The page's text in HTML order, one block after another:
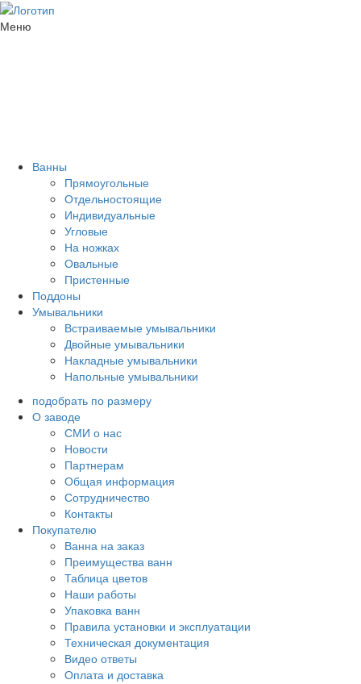
Меню
Ванны
Прямоугольные
Отдельностоящие
Индивидуальные
Угловые
На ножках
Овальные
Пристенные
Поддоны
Умывальники
Встраиваемые умывальники
Двойные умывальники
Накладные умывальники
Напольные умывальники
подобрать по размеру
О заводе
СМИ о нас
Новости
Партнерам
Общая информация
Сотрудничество
Контакты
Покупателю
Ванна на заказ
Преимущества ванн
Таблица цветов
Наши работы
Упаковка ванн
Правила установки и эксплуатации
Техническая документация
Видео ответы
Оплата и доставка